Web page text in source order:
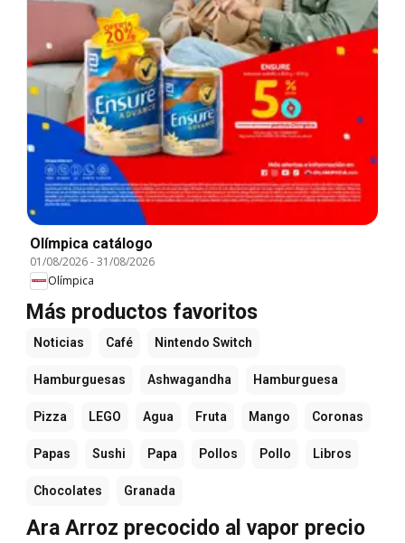
Olímpica catálogo
01/08/2026-31/08/2026
Olímpica
Más productos favoritos
Noticias Café Nintendo Switch
Hamburguesas Ashwagandha Hamburguesa
Pizza LEGO Agua Fruta Mango Coronas
Papas Sushi Papa Pollos Pollo Libros
Chocolates Granada
Ara Arroz precocido al vapor precio